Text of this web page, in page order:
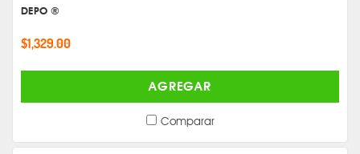
DEPO ®
$1,329.00
AGREGAR
Comparar